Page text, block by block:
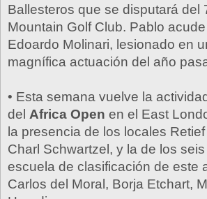
Ballesteros que se disputará del
Mountain Golf Club. Pablo
Edoardo Molinari, lesionado en
magnífica actuación del año
• Esta semana vuelve la
del Africa Open en el East
la presencia de los locales
Charl Schwartzel, y la de los
escuela de clasificación de este
Carlos del Moral, Borja Etchart,